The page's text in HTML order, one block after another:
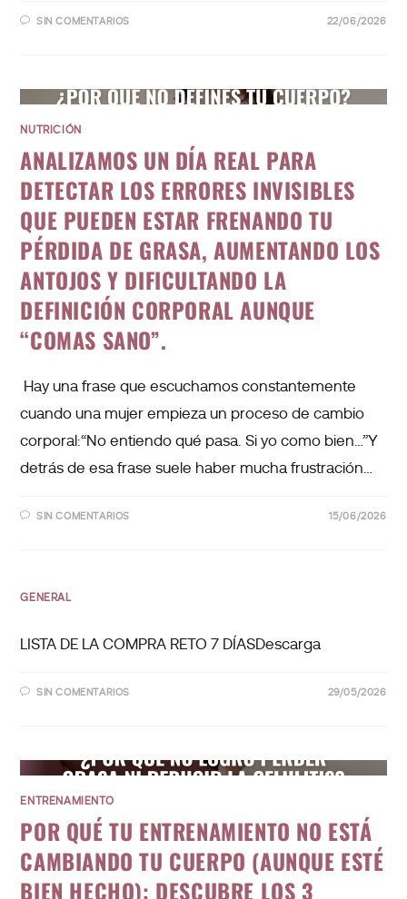
SIN COMENTARIOS 22/06/2026
NUTRICIÓN
ANALIZAMOS UN DÍA REAL PARA
DETECTAR LOS ERRORES INVISIBLES
QUE PUEDEN ESTAR FRENANDO TU
PÉRDIDA DE GRASA, AUMENTANDO LOS
ANTOJOS Y DIFICULTANDO LA
DEFINICIÓN CORPORAL AUNQUE
“COMAS SANO”.
Hay una frase que escuchamos constantemente
cuando una mujer empieza un proceso de cambio
corporal:“No entiendo qué pasa. Si yo como bien…”Y
detrás de esa frase suele haber mucha frustración…
SIN COMENTARIOS 15/06/2026
GENERAL
LISTA DE LA COMPRA RETO 7 DÍASDescarga
SIN COMENTARIOS 29/05/2026
ENTRENAMIENTO
POR QUÉ TU ENTRENAMIENTO NO ESTÁ
CAMBIANDO TU CUERPO (AUNQUE ESTÉ
BIEN HECHO): DESCUBRE LOS 3